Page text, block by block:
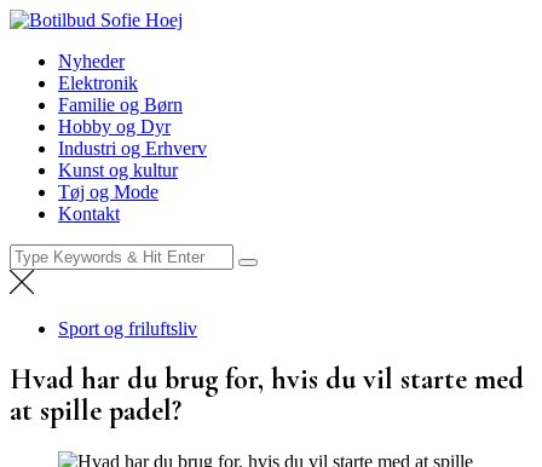
Skip
content
NyhederNyheder
Elektronik
Familie og Børn
Hobby og Dyr
Industri og Erhverv
Kunst og kultur
Tøj og Mode
Kontakt
Search
for:
Sport og friluftsliv
Hvad har du brug for, hvis du vil starte med
at spille padel?